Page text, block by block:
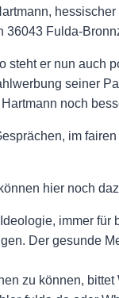
Fulda-
steht er nun auch
seiner
noch
im
hier noch
immer
Der gesunde
zu können,